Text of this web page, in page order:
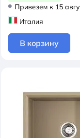
Привезем к 15
Италия
В корзину